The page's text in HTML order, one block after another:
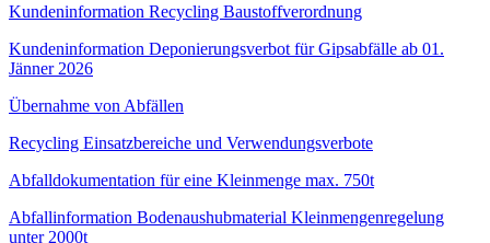
Kundeninformation Recycling Baustoffverordnung
Kundeninformation Deponierungsverbot für Gipsabfälle ab 01.
Jänner 2026
Übernahme von Abfällen
Recycling Einsatzbereiche und Verwendungsverbote
Abfalldokumentation für eine Kleinmenge max. 750t
Abfallinformation Bodenaushubmaterial Kleinmengenregelung
unter 2000t